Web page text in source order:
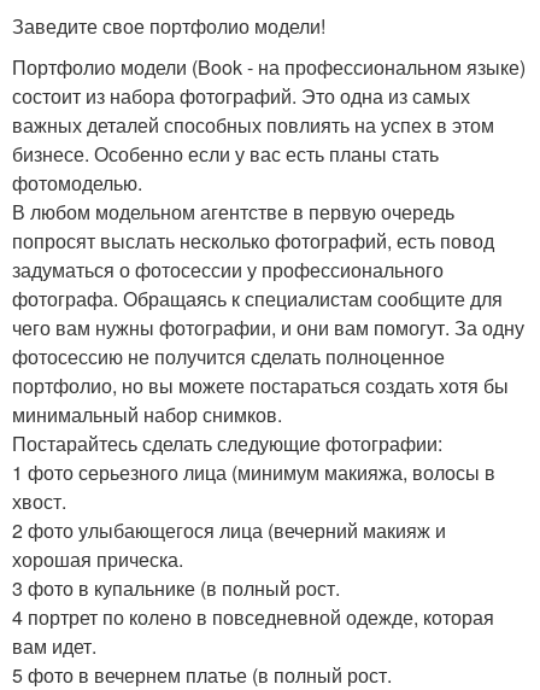
Заведите свое портфолио модели!
Портфолио модели (Book - на профессиональном языке)
состоит из набора фотографий. Это одна из самых
важных деталей способных повлиять на успех в этом
бизнесе. Особенно если у вас есть планы стать
фотомоделью.
В любом модельном агентстве в первую очередь
попросят выслать несколько фотографий, есть повод
задуматься о фотосессии у профессионального
фотографа. Обращаясь к специалистам сообщите для
чего вам нужны фотографии, и они вам помогут. За одну
фотосессию не получится сделать полноценное
портфолио, но вы можете постараться создать хотя бы
минимальный набор снимков.
Постарайтесь сделать следующие фотографии:
1 фото серьезного лица (минимум макияжа, волосы в
хвост.
2 фото улыбающегося лица (вечерний макияж и
хорошая прическа.
3 фото в купальнике (в полный рост.
4 портрет по колено в повседневной одежде, которая
вам идет.
5 фото в вечернем платье (в полный рост.